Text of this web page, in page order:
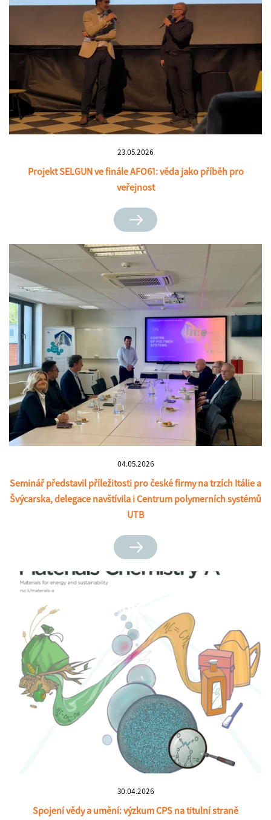
23.05.2026
Projekt SELGUN ve finále AFO61: věda jako příběh pro
veřejnost
04.05.2026
Seminář představil příležitosti pro české firmy na trzích Itálie a
Švýcarska, delegace navštívila i Centrum polymerních systémů
UTB
30.04.2026
Spojení vědy a umění: výzkum CPS na titulní straně